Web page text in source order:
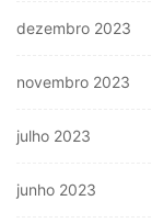
dezembro 2023
novembro 2023
julho 2023
junho 2023